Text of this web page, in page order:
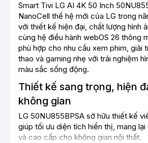
Smart Tivi LG AI 4K 50 Inch
NanoCell thế hệ mới của LG trong
với thiết kế hiện đại, chất lượng hình
cùng hệ điều hành webOS 26 thông
phù hợp cho nhu cầu xem phim, giải
thao và gaming nhẹ với trải nghiệm
màu sắc sống động.
Thiết kế sang trọng, hiện
không gian
LG 50NU855BPSA sở hữu thiết kế
giúp tối ưu diện tích hiển thị, mang
và cao cấp cho không gian nội thất.